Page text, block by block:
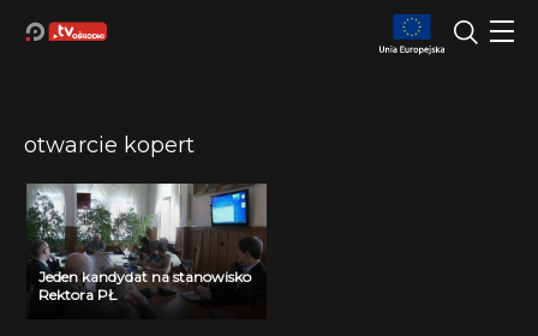
otwarcie kopert
Jeden kandydat na stanowisko
Rektora PŁ